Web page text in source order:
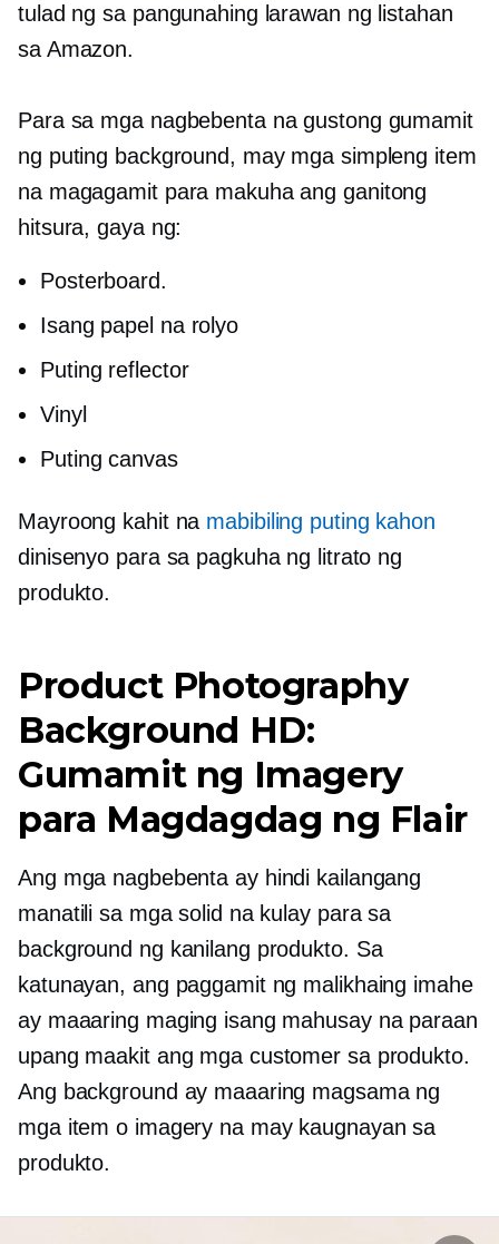
tulad ng sa pangunahing larawan ng listahan
sa Amazon.
Para sa mga nagbebenta na gustong gumamit
ng puting background, may mga simpleng item
na magagamit para makuha ang ganitong
hitsura, gaya ng:
Posterboard.
Isang papel na rolyo
Puting reflector
Vinyl
Puting canvas
Mayroong kahit na mabibiling puting kahon
dinisenyo para sa pagkuha ng litrato ng
produkto.
Product Photography
Background HD:
Gumamit ng Imagery
para Magdagdag ng Flair
Ang mga nagbebenta ay hindi kailangang
manatili sa mga solid na kulay para sa
background ng kanilang produkto. Sa
katunayan, ang paggamit ng malikhaing imahe
ay maaaring maging isang mahusay na paraan
upang maakit ang mga customer sa produkto.
Ang background ay maaaring magsama ng
mga item o imagery na may kaugnayan sa
produkto.